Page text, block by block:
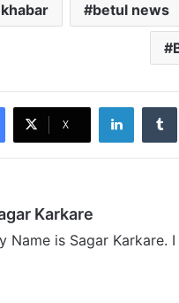
betul news
X
Karkare
Name is Sagar Karkare.